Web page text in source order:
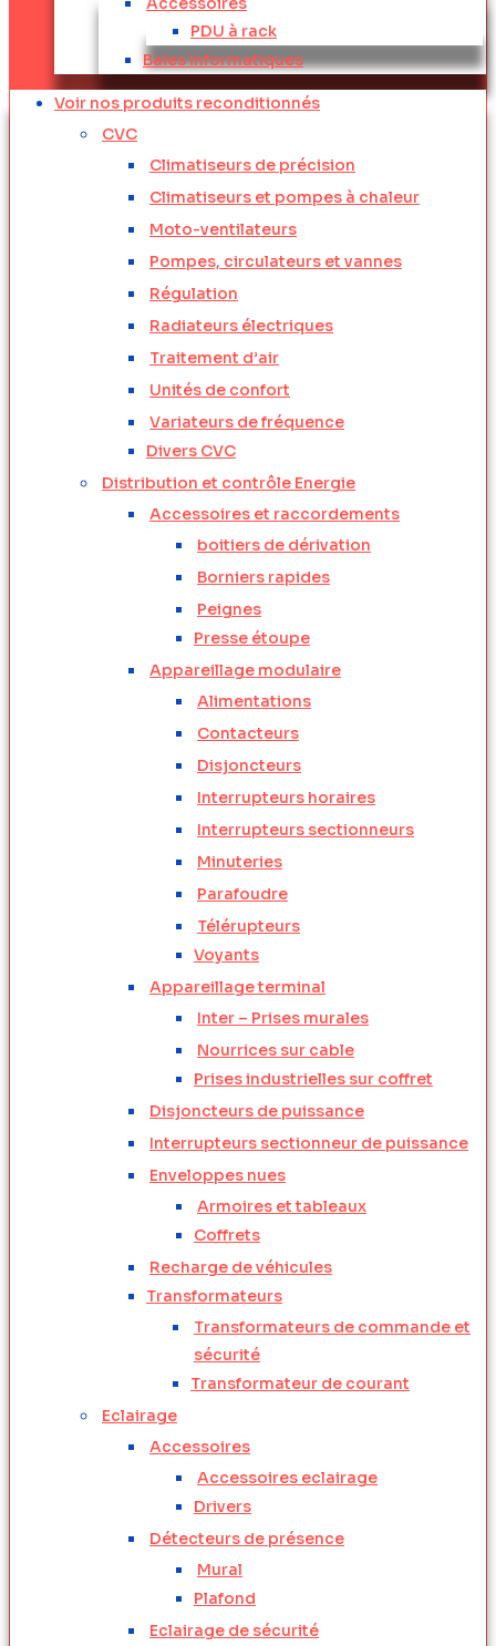
PDU à rack
Baies informatiques
Voir nos produits reconditionnés
CVC
Climatiseurs de précision
Climatiseurs et pompes à chaleur
Moto-ventilateurs
Pompes, circulateurs et vannes
Régulation
Radiateurs électriques
Traitement d’air
Unités de confort
Variateurs de fréquence
Divers CVC
Distribution et contrôle Energie
Accessoires et raccordements
boitiers de dérivation
Borniers rapides
Peignes
Presse étoupe
Appareillage modulaire
Alimentations
Contacteurs
Disjoncteurs
Interrupteurs horaires
Interrupteurs sectionneurs
Minuteries
Parafoudre
Télérupteurs
Voyants
Appareillage terminal
Inter – Prises murales
Nourrices sur cable
Prises industrielles sur coffret
Disjoncteurs de puissance
Interrupteurs sectionneur de puissance
Enveloppes nues
Armoires et tableaux
Coffrets
Recharge de véhicules
Transformateurs
Transformateurs de commande et
sécurité
Transformateur de courant
Eclairage
Accessoires
Accessoires eclairage
Drivers
Détecteurs de présence
Mural
Plafond
Eclairage de sécurité